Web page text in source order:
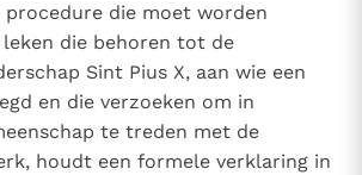
procedure die moet worden
die behoren tot de
Sint Pius X, aan wie een
en die verzoeken om in
te treden met de
houdt een formele verklaring in